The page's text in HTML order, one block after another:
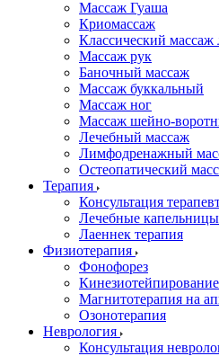
Массаж Гуаша
Криомассаж
Классический массаж
Массаж рук
Баночный массаж
Массаж буккальный
Массаж ног
Массаж шейно-
Лечебный массаж
Лимфодренажный
Остеопатический
Терапия
Консультация
Лечебные капельницы
Лаеннек терапия
Физиотерапия
Фонофорез
Кинезиотейпирование
Магнитотерапия на
Озонотерапия
Неврология
Консультация